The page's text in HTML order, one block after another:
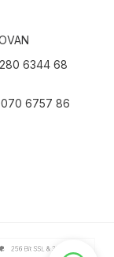
6344 68
6757 86